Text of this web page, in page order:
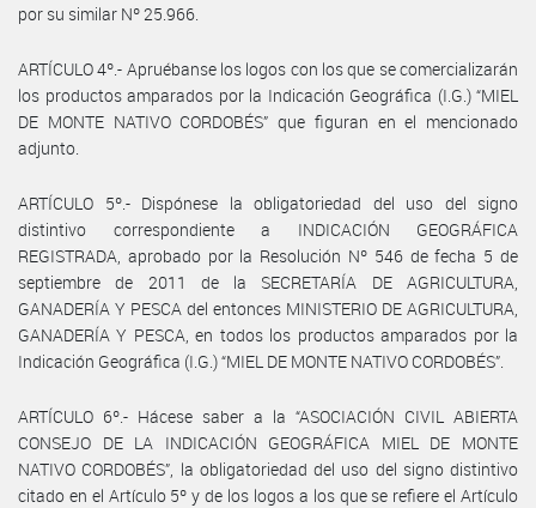
por su similar Nº 25.966.
ARTÍCULO 4º.- Apruébanse los logos con los que se comercializarán
los productos amparados por la Indicación Geográfica (I.G.) “MIEL
DE MONTE NATIVO CORDOBÉS” que figuran en el mencionado
adjunto.
ARTÍCULO 5º.- Dispónese la obligatoriedad del uso del signo
distintivo correspondiente a INDICACIÓN GEOGRÁFICA
REGISTRADA, aprobado por la Resolución Nº 546 de fecha 5 de
septiembre de 2011 de la SECRETARÍA DE AGRICULTURA,
GANADERÍA Y PESCA del entonces MINISTERIO DE AGRICULTURA,
GANADERÍA Y PESCA, en todos los productos amparados por la
Indicación Geográfica (I.G.) “MIEL DE MONTE NATIVO CORDOBÉS”.
ARTÍCULO 6º.- Hácese saber a la “ASOCIACIÓN CIVIL ABIERTA
CONSEJO DE LA INDICACIÓN GEOGRÁFICA MIEL DE MONTE
NATIVO CORDOBÉS”, la obligatoriedad del uso del signo distintivo
citado en el Artículo 5º y de los logos a los que se refiere el Artículo